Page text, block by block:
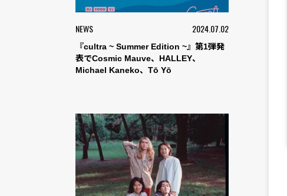
NEWS 2024.07.02
『cultra ~ Summer Edition ~』第1弾発
表でCosmic Mauve、HALLEY、
Michael Kaneko、Tō Yō